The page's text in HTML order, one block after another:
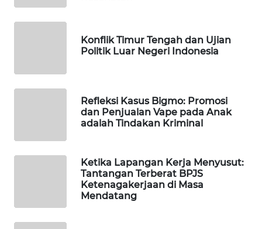
Konflik Timur Tengah dan Ujian
Politik Luar Negeri Indonesia
Refleksi Kasus Bigmo: Promosi
dan Penjualan Vape pada Anak
adalah Tindakan Kriminal
Ketika Lapangan Kerja Menyusut:
Tantangan Terberat BPJS
Ketenagakerjaan di Masa
Mendatang
WAHANA
WAHANA
HEALTH